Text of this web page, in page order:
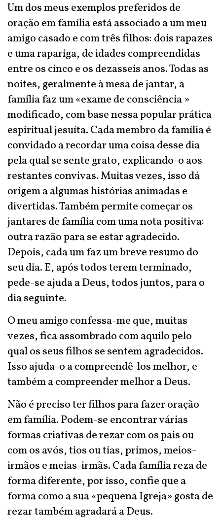
Um dos meus exemplos preferidos de
oração em família está associado a um meu
amigo casado e com três filhos: dois rapazes
e uma rapariga, de idades compreendidas
entre os cinco e os dezasseis anos. Todas as
noites, geralmente à mesa de jantar, a
família faz um «exame de consciência »
modificado, com base nessa popular prática
espiritual jesuíta. Cada membro da família é
convidado a recordar uma coisa desse dia
pela qual se sente grato, explicando-o aos
restantes convivas. Muitas vezes, isso dá
origem a algumas histórias animadas e
divertidas. Também permite começar os
jantares de família com uma nota positiva:
outra razão para se estar agradecido.
Depois, cada um faz um breve resumo do
seu dia. E, após todos terem terminado,
pede-se ajuda a Deus, todos juntos, para o
dia seguinte.
O meu amigo confessa-me que, muitas
vezes, fica assombrado com aquilo pelo
qual os seus filhos se sentem agradecidos.
Isso ajuda-o a compreendê-los melhor, e
também a compreender melhor a Deus.
Não é preciso ter filhos para fazer oração
em família. Podem-se encontrar várias
formas criativas de rezar com os pais ou
com os avós, tios ou tias, primos, meios-
irmãos e meias-irmãs. Cada família reza de
forma diferente, por isso, confie que a
forma como a sua «pequena Igreja» gosta de
rezar também agradará a Deus.